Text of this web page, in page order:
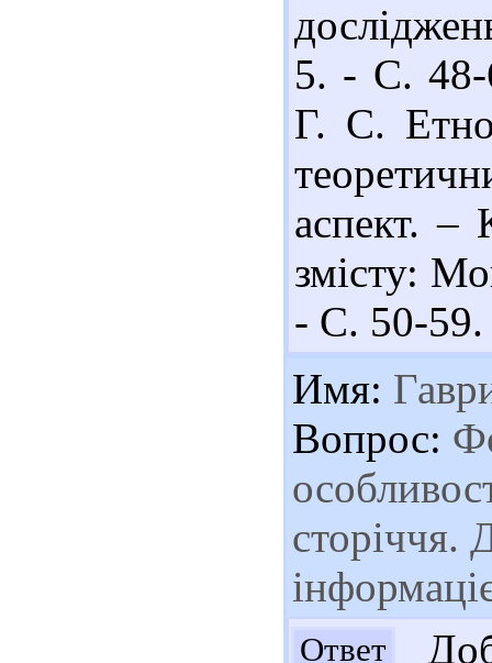
5. - С. 48-
Г. С.
аспект.
змісту:
- С. 50-59.
Имя:
Вопрос:
сторіччя.
Ответ